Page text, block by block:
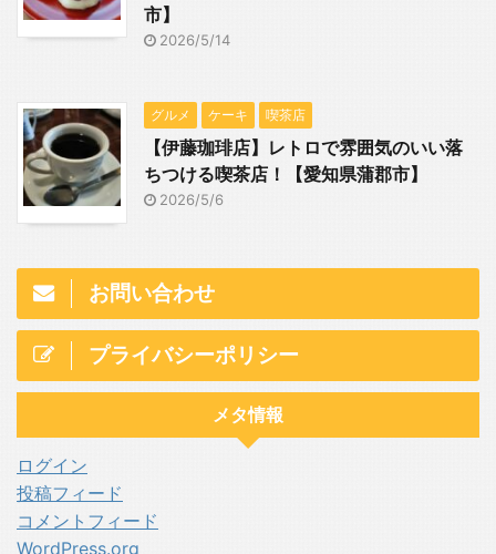
市】
2026/5/14
グルメ ケーキ 喫茶店
【伊藤珈琲店】レトロで雰囲気のいい落
ちつける喫茶店！【愛知県蒲郡市】
2026/5/6
お問い合わせ
プライバシーポリシー
メタ情報
ログイン
投稿フィード
コメントフィード
WordPress.org